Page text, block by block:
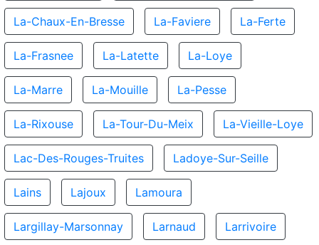
La-Chaux-En-Bresse La-Faviere La-Ferte
La-Frasnee La-Latette La-Loye
La-Marre La-Mouille La-Pesse
La-Rixouse La-Tour-Du-Meix La-Vieille-Loye
Lac-Des-Rouges-Truites Ladoye-Sur-Seille
Lains Lajoux Lamoura
Largillay-Marsonnay Larnaud Larrivoire